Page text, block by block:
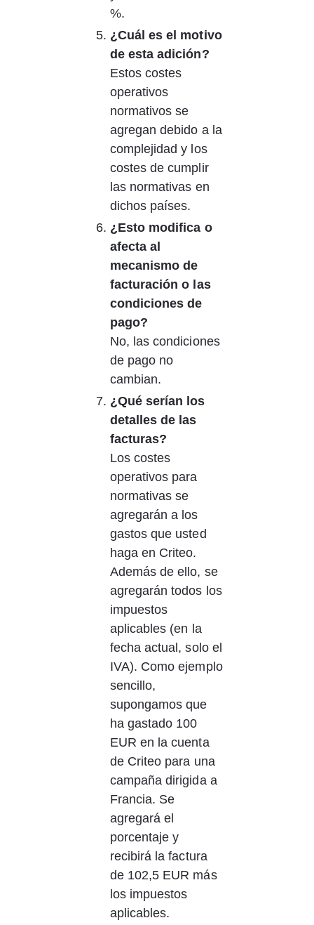
%.
¿Cuál es el motivo
de esta adición?
Estos costes
operativos
normativos se
agregan debido a la
complejidad y los
costes de cumplir
las normativas en
dichos países.
¿Esto modifica o
afecta al
mecanismo de
facturación o las
condiciones de
pago?
No, las condiciones
de pago no
cambian.
¿Qué serían los
detalles de las
facturas?
Los costes
operativos para
normativas se
agregarán a los
gastos que usted
haga en Criteo.
Además de ello, se
agregarán todos los
impuestos
aplicables (en la
fecha actual, solo el
IVA). Como ejemplo
sencillo,
supongamos que
ha gastado 100
EUR en la cuenta
de Criteo para una
campaña dirigida a
Francia. Se
agregará el
porcentaje y
recibirá la factura
de 102,5 EUR más
los impuestos
aplicables.